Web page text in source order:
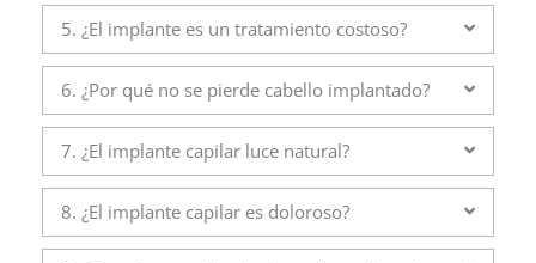
5. ¿El implante es un tratamiento costoso?
6. ¿Por qué no se pierde cabello implantado?
7. ¿El implante capilar luce natural?
8. ¿El implante capilar es doloroso?